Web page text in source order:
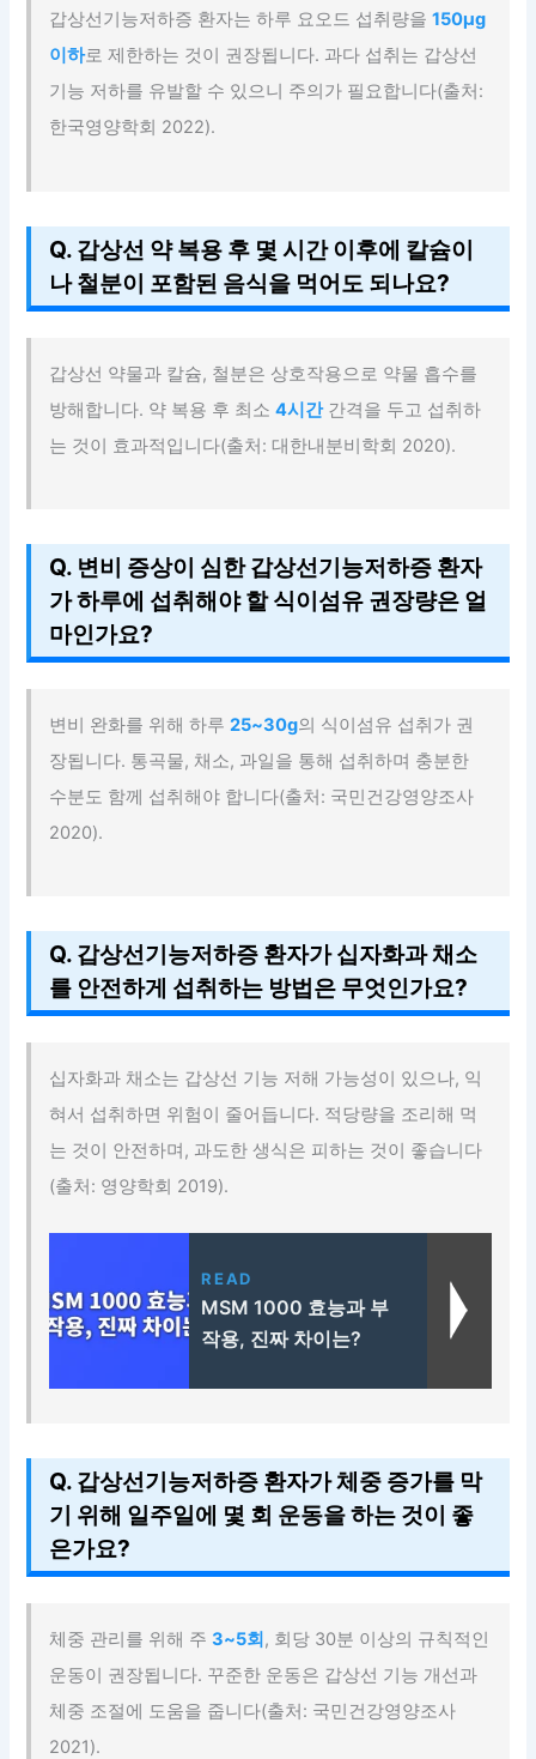
갑상선기능저하증 환자는 하루 요오드 섭취량을150μg
이하로 제한하는 것이 권장됩니다. 과다 섭취는 갑상선
기능 저하를 유발할 수 있으니 주의가 필요합니다(출처:
한국영양학회 2022).
Q. 갑상선 약 복용 후 몇 시간 이후에 칼슘이
나 철분이 포함된 음식을 먹어도 되나요?
갑상선 약물과 칼슘, 철분은 상호작용으로 약물 흡수를
방해합니다. 약 복용 후 최소4시간간격을 두고 섭취하
는 것이 효과적입니다(출처: 대한내분비학회 2020).
Q. 변비 증상이 심한 갑상선기능저하증 환자
가 하루에 섭취해야 할 식이섬유 권장량은 얼
마인가요?
변비 완화를 위해 하루25~30g의 식이섬유 섭취가 권
장됩니다. 통곡물, 채소, 과일을 통해 섭취하며 충분한
수분도 함께 섭취해야 합니다(출처: 국민건강영양조사
2020).
Q. 갑상선기능저하증 환자가 십자화과 채소
를 안전하게 섭취하는 방법은 무엇인가요?
십자화과 채소는 갑상선 기능 저해 가능성이 있으나, 익
혀서 섭취하면 위험이 줄어듭니다. 적당량을 조리해 먹
는 것이 안전하며, 과도한 생식은 피하는 것이 좋습니다
(출처: 영양학회 2019).
READ
MSM 1000 효능과 부
작용, 진짜 차이는?
Q. 갑상선기능저하증 환자가 체중 증가를 막
기 위해 일주일에 몇 회 운동을 하는 것이 좋
은가요?
체중 관리를 위해 주3~5회 , 회당 30분 이상의 규칙적인
운동이 권장됩니다. 꾸준한 운동은 갑상선 기능 개선과
체중 조절에 도움을 줍니다(출처: 국민건강영양조사
2021).